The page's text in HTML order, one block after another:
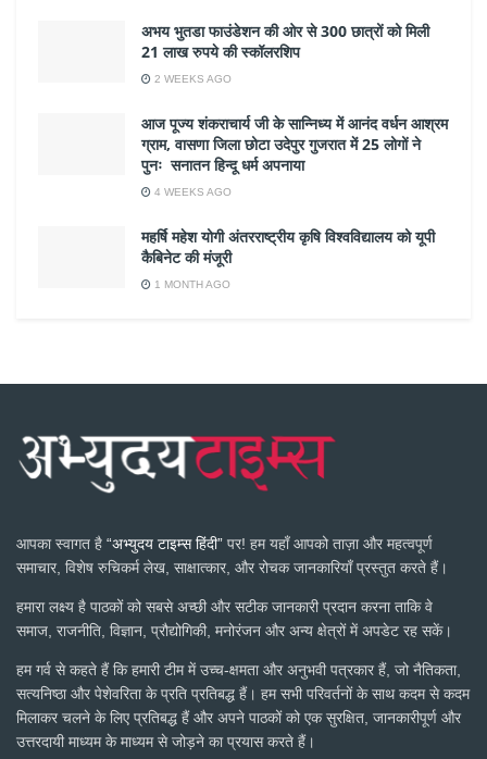
अभय भुतडा फाउंडेशन की ओर से 300 छात्रों को मिली
21 लाख रुपये की स्कॉलरशिप
2 WEEKS AGO
आज पूज्य शंकराचार्य जी के सान्निध्य में आनंद वर्धन आश्रम
ग्राम, वासणा जिला छोटा उदेपुर गुजरात में 25 लोगों ने
पुनः सनातन हिन्दू धर्म अपनाया
4 WEEKS AGO
महर्षि महेश योगी अंतरराष्ट्रीय कृषि विश्वविद्यालय को यूपी
कैबिनेट की मंजूरी
1 MONTH AGO
आपका स्वागत है “अभ्युदय टाइम्स हिंदी” पर! हम यहाँ आपको ताज़ा और महत्वपूर्ण
समाचार, विशेष रुचिकर्म लेख, साक्षात्कार, और रोचक जानकारियाँ प्रस्तुत करते हैं।
हमारा लक्ष्य है पाठकों को सबसे अच्छी और सटीक जानकारी प्रदान करना ताकि वे
समाज, राजनीति, विज्ञान, प्रौद्योगिकी, मनोरंजन और अन्य क्षेत्रों में अपडेट रह सकें।
हम गर्व से कहते हैं कि हमारी टीम में उच्च-क्षमता और अनुभवी पत्रकार हैं, जो नैतिकता,
सत्यनिष्ठा और पेशेवरिता के प्रति प्रतिबद्ध हैं। हम सभी परिवर्तनों के साथ कदम से कदम
मिलाकर चलने के लिए प्रतिबद्ध हैं और अपने पाठकों को एक सुरक्षित, जानकारीपूर्ण और
उत्तरदायी माध्यम के माध्यम से जोड़ने का प्रयास करते हैं।